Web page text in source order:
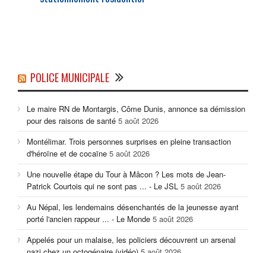
POLICE MUNICIPALE
Le maire RN de Montargis, Côme Dunis, annonce sa démission
pour des raisons de santé 5 août 2026
Montélimar. Trois personnes surprises en pleine transaction
d'héroïne et de cocaïne 5 août 2026
Une nouvelle étape du Tour à Mâcon ? Les mots de Jean-
Patrick Courtois qui ne sont pas ... - Le JSL 5 août 2026
Au Népal, les lendemains désenchantés de la jeunesse ayant
porté l'ancien rappeur ... - Le Monde 5 août 2026
Appelés pour un malaise, les policiers découvrent un arsenal